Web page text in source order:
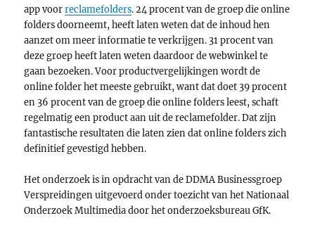
app voorreclamefolders. 24 procent van de groep die online
folders doorneemt, heeft laten weten dat de inhoud hen
aanzet om meer informatie te verkrijgen. 31 procent van
deze groep heeft laten weten daardoor de webwinkel te
gaan bezoeken. Voor productvergelijkingen wordt de
online folder het meeste gebruikt, want dat doet 39 procent
en 36 procent van de groep die online folders leest, schaft
regelmatig een product aan uit de reclamefolder. Dat zijn
fantastische resultaten die laten zien dat online folders zich
definitief gevestigd hebben.
Het onderzoek is in opdracht van de DDMA Businessgroep
Verspreidingen uitgevoerd onder toezicht van het Nationaal
Onderzoek Multimedia door het onderzoeksbureau GfK.